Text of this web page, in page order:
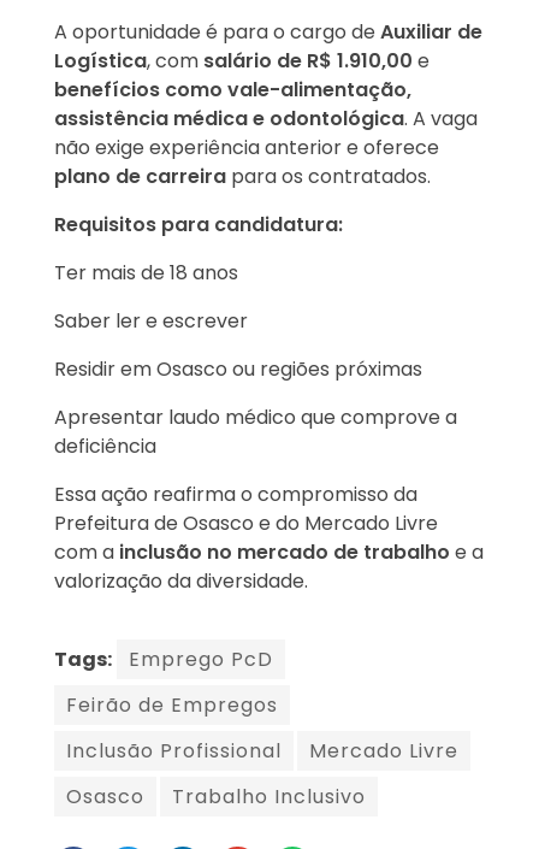
A oportunidade é para o cargo de Auxiliar de
Logística, com salário de R$ 1.910,00 e
benefícios como vale-alimentação,
assistência médica e odontológica. A vaga
não exige experiência anterior e oferece
plano de carreira para os contratados.
Requisitos para candidatura:
Ter mais de 18 anos
Saber ler e escrever
Residir em Osasco ou regiões próximas
Apresentar laudo médico que comprove a
deficiência
Essa ação reafirma o compromisso da
Prefeitura de Osasco e do Mercado Livre
com a inclusão no mercado de trabalho e a
valorização da diversidade.
Tags:
Emprego PcD
Feirão de Empregos
Inclusão Profissional
Mercado Livre
Osasco
Trabalho Inclusivo